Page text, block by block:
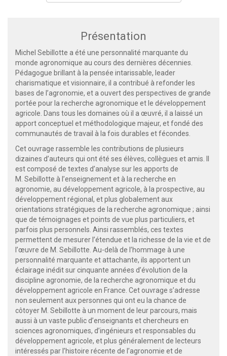
Présentation
Michel Sebillotte a été une personnalité marquante du
monde agronomique au cours des dernières décennies.
Pédagogue brillant à la pensée intarissable, leader
charismatique et visionnaire, il a contribué à refonder les
bases de l’agronomie, et a ouvert des perspectives de grande
portée pour la recherche agronomique et le développement
agricole. Dans tous les domaines où il a œuvré, il a laissé un
apport conceptuel et méthodologique majeur, et fondé des
communautés de travail à la fois durables et fécondes.
Cet ouvrage rassemble les contributions de plusieurs
dizaines d’auteurs qui ont été ses élèves, collègues et amis. Il
est composé de textes d’analyse sur les apports de
M. Sebillotte à l’enseignement et à la recherche en
agronomie, au développement agricole, à la prospective, au
développement régional, et plus globalement aux
orientations stratégiques de la recherche agronomique ; ainsi
que de témoignages et points de vue plus particuliers, et
parfois plus personnels. Ainsi rassemblés, ces textes
permettent de mesurer l’étendue et la richesse de la vie et de
l’œuvre de M. Sebillotte. Au-delà de l’hommage à une
personnalité marquante et attachante, ils apportent un
éclairage inédit sur cinquante années d’évolution de la
discipline agronomie, de la recherche agronomique et du
développement agricole en France. Cet ouvrage s’adresse
non seulement aux personnes qui ont eu la chance de
côtoyer M. Sebillotte à un moment de leur parcours, mais
aussi à un vaste public d’enseignants et chercheurs en
sciences agronomiques, d’ingénieurs et responsables du
développement agricole, et plus généralement de lecteurs
intéressés par l’histoire récente de l’agronomie et de